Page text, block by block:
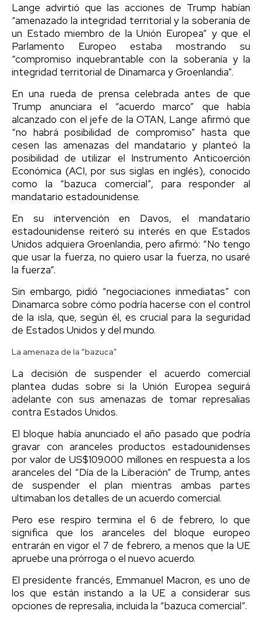
Lange advirtió que las acciones de Trump habían
“amenazado la integridad territorial y la soberanía de
un Estado miembro de la Unión Europea” y que el
Parlamento Europeo estaba mostrando su
“compromiso inquebrantable con la soberanía y la
integridad territorial de Dinamarca y Groenlandia”.
En una rueda de prensa celebrada antes de que
Trump anunciara el “acuerdo marco” que había
alcanzado con el jefe de la OTAN, Lange afirmó que
“no habrá posibilidad de compromiso” hasta que
cesen las amenazas del mandatario y planteó la
posibilidad de utilizar el Instrumento Anticoerción
Económica (ACI, por sus siglas en inglés), conocido
como la “bazuca comercial”, para responder al
mandatario estadounidense.
En su intervención en Davos, el mandatario
estadounidense reiteró su interés en que Estados
Unidos adquiera Groenlandia, pero afirmó: “No tengo
que usar la fuerza, no quiero usar la fuerza, no usaré
la fuerza”.
Sin embargo, pidió “negociaciones inmediatas” con
Dinamarca sobre cómo podría hacerse con el control
de la isla, que, según él, es crucial para la seguridad
de Estados Unidos y del mundo.
La amenaza de la “bazuca”
La decisión de suspender el acuerdo comercial
plantea dudas sobre si la Unión Europea seguirá
adelante con sus amenazas de tomar represalias
contra Estados Unidos.
El bloque había anunciado el año pasado que podría
gravar con aranceles productos estadounidenses
por valor de US$109.000 millones en respuesta a los
aranceles del “Día de la Liberación” de Trump, antes
de suspender el plan mientras ambas partes
ultimaban los detalles de un acuerdo comercial.
Pero ese respiro termina el 6 de febrero, lo que
significa que los aranceles del bloque europeo
entrarán en vigor el 7 de febrero, a menos que la UE
apruebe una prórroga o el nuevo acuerdo.
El presidente francés, Emmanuel Macron, es uno de
los que están instando a la UE a considerar sus
opciones de represalia, incluida la “bazuca comercial”.